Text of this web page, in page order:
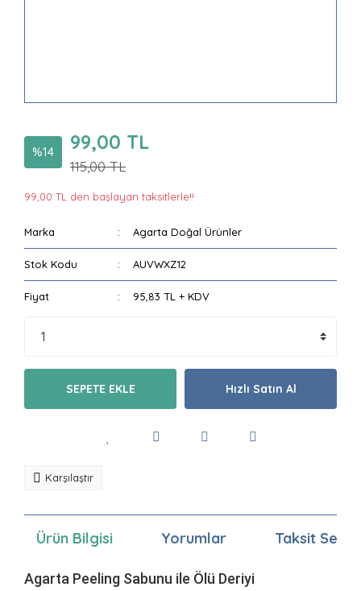
%14 99,00 TL
115,00 TL
99,00 TL den başlayan taksitlerle!!
Marka Agarta Doğal Ürünler
Stok Kodu AUVWXZ12
Fiyat 95,83 TL + KDV
SEPETE EKLE Hızlı Satın Al
Karşılaştır
Ürün Bilgisi Yorumlar Taksit
Agarta Peeling Sabunu ile Ölü Deriyi